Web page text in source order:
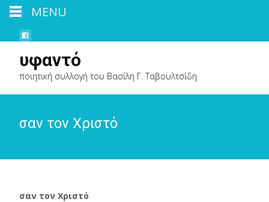
υφαντό
ποιητική συλλογή του Βασίλη Γ. Ταβουλτσίδη
σαν τον Χριστό
σαν τον Χριστό
MENU